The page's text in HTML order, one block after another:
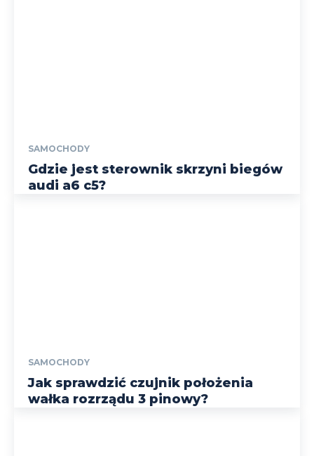
SAMOCHODY
Gdzie jest sterownik skrzyni biegów
audi a6 c5?
SAMOCHODY
Jak sprawdzić czujnik położenia
wałka rozrządu 3 pinowy?